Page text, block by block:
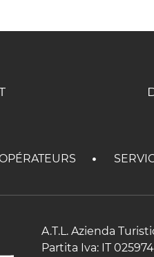
A.T.L. Azienda
Partita Iva: IT